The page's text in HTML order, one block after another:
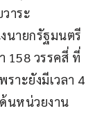
าระ
นายกรัฐมนตรี
158 วรรคสี่ ที่
าะยังมีเวลา 4
นหน่วยงาน